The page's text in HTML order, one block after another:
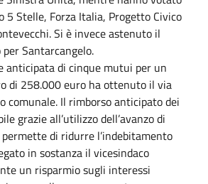
5 Stelle, Forza Italia, Progetto Civico
Si è invece astenuto il
Santarcangelo.
anticipata di cinque mutui per un
di 258.000 euro ha ottenuto il via
comunale. Il rimborso anticipato dei
grazie all’utilizzo dell’avanzo di
di ridurre l’indebitamento
in sostanza il vicesindaco
un risparmio sugli interessi